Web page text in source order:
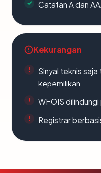
Catatan A dan
Kekurangan
Sinyal teknis
kepemilikan
WHOIS dilindungi
Registrar